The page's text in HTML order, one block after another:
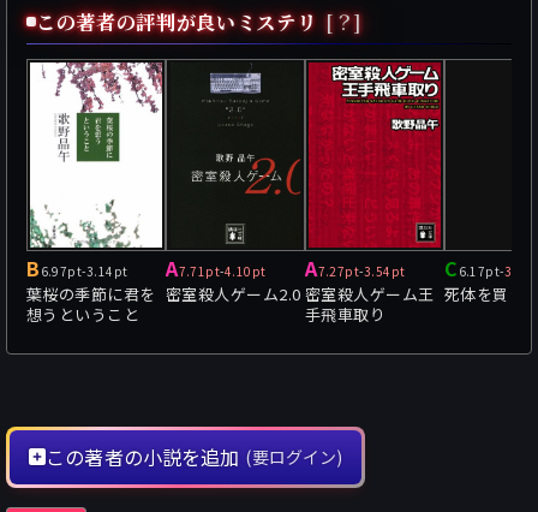
この著者の評判が良いミステリ [？]
B 6.97pt-3.14pt
葉桜の季節に君を
想うということ
A7.71pt-4.10pt
密室殺人ゲーム2.0
A7.27pt-3.54pt
密室殺人ゲーム王
手飛車取り
C 6.17pt-
死体を買う
この著者の小説を追加 (要ログイン)